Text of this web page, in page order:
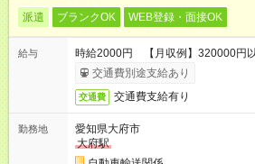
派遣 ブランクOK WEB登録・面接OK
給与
時給2000円 【月収例】320000円
交通費別途支給あり
交通費 交通費支給有り
勤務地
愛知県大府市
大府駅